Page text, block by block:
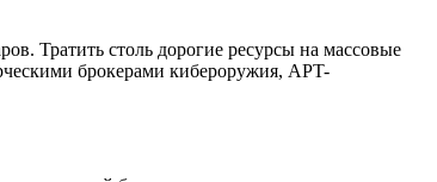
Тратить столь дорогие ресурсы на массовые
брокерами кибероружия, APT-